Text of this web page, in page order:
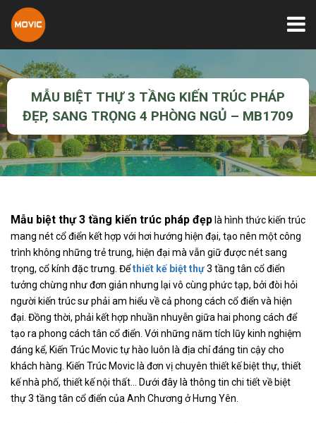
MẪU BIỆT THỰ 3 TẦNG KIẾN TRÚC PHÁP
ĐẸP, SANG TRỌNG 4 PHÒNG NGỦ – MB1709
Mẫu biệt thự 3 tầng kiến trúc pháp đẹp là hình thức kiến trúc
mang nét cổ điển kết hợp với hơi hướng hiện đại, tạo nên một công
trình không những trẻ trung, hiện đại mà vẫn giữ được nét sang
trọng, cổ kính đặc trưng. Đểthiết kế biệt thự3 tầng tân cổ điển
tưởng chừng như đơn giản nhưng lại vô cùng phức tạp, bởi đòi hỏi
người kiến trúc sư phải am hiểu về cả phong cách cổ điển và hiện
đại. Đồng thời, phải kết hợp nhuần nhuyễn giữa hai phong cách để
tạo ra phong cách tân cổ điển. Với những năm tích lũy kinh nghiệm
đáng kể, Kiến Trúc Movic tự hào luôn là địa chỉ đáng tin cậy cho
khách hàng. Kiến Trúc Movic là đơn vị chuyên thiết kế biệt thự, thiết
kế nhà phố, thiết kế nội thất… Dưới đây là thông tin chi tiết về biệt
thự 3 tầng tân cổ điển của Anh Chương ở Hưng Yên.